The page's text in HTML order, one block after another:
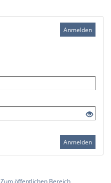
Anmelden
Anmelden